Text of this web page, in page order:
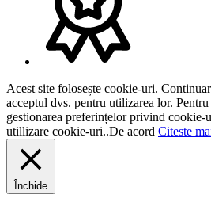
Acest site folosește cookie-uri.
acceptul dvs. pentru utilizarea lor.
gestionarea preferințelor privind cookie-
utillizare cookie-uri..De acord Citeste
Închide